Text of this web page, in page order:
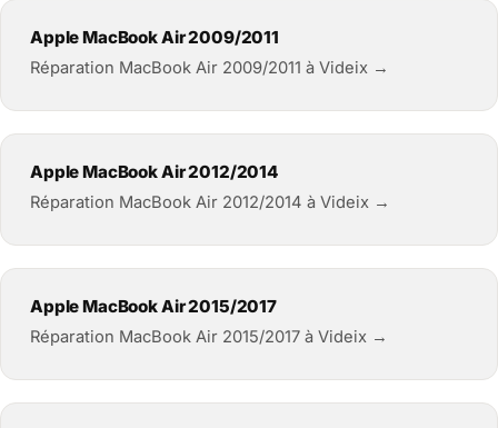
Apple MacBook Air 2009/2011
Réparation MacBook Air 2009/2011 à Videix →
Apple MacBook Air 2012/2014
Réparation MacBook Air 2012/2014 à Videix →
Apple MacBook Air 2015/2017
Réparation MacBook Air 2015/2017 à Videix →